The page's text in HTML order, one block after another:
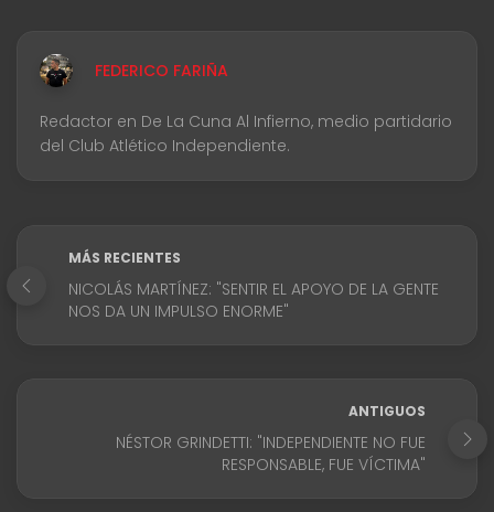
FEDERICO FARIÑA
Redactor en De La Cuna Al Infierno, medio partidario
del Club Atlético Independiente.
MÁS RECIENTES
NICOLÁS MARTÍNEZ: "SENTIR EL APOYO DE LA GENTE
NOS DA UN IMPULSO ENORME"
ANTIGUOS
NÉSTOR GRINDETTI: "INDEPENDIENTE NO FUE
RESPONSABLE, FUE VÍCTIMA"